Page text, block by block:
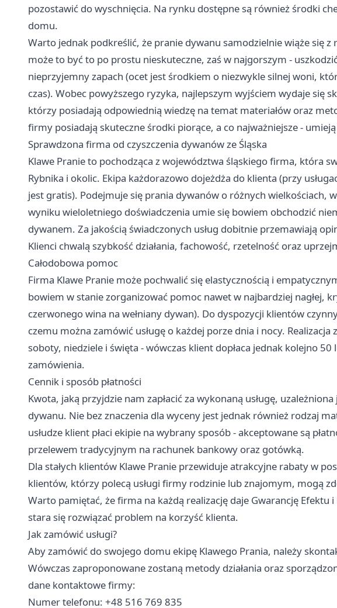
pozostawić do wyschnięcia. Na rynku dostępne są również środki
domu.
Warto jednak podkreślić, że pranie dywanu samodzielnie wiąże się
może to być to po prostu nieskuteczne, zaś w najgorszym -
nieprzyjemny zapach (ocet jest środkiem o niezwykle silnej woni,
czas). Wobec powyższego ryzyka, najlepszym wyjściem wydaje się
którzy posiadają odpowiednią wiedzę na temat materiałów oraz
firmy posiadają skuteczne środki piorące, a co najważniejsze -
Sprawdzona firma od czyszczenia dywanów ze Śląska
Klawe Pranieto pochodząca z województwa śląskiego firma, która
Rybnika i okolic. Ekipa każdorazowo dojeżdża do klienta (przy
jest gratis). Podejmuje się prania dywanów o różnych wielkościach,
wyniku wieloletniego doświadczenia umie się bowiem obchodzić
dywanem. Za jakością świadczonych usług dobitnie przemawiają
Klienci chwalą szybkość działania, fachowość, rzetelność oraz
Całodobowa pomoc
Firma Klawe Pranie może pochwalić się elastycznością i
bowiem w stanie zorganizować pomoc nawet w najbardziej nagłej,
czerwonego wina na wełniany dywan). Do dyspozycji klientów
czemu można zamówić usługę o każdej porze dnia i nocy.
soboty, niedziele i święta - wówczas klient dopłaca jednak kolejno 50
zamówienia.
Cennik i sposób płatności
Kwota, jaką przyjdzie nam zapłacić za wykonaną usługę,
dywanu. Nie bez znaczenia dla wyceny jest jednak również rodzaj
usłudze klient płaci ekipie na wybrany sposób - akceptowane są
przelewem tradycyjnym na rachunek bankowy oraz gotówką.
Dla stałych klientów Klawe Pranie przewiduje atrakcyjne rabaty w
klientów, którzy polecą usługi firmy rodzinie lub znajomym, mogą
Warto pamiętać, że firma na każdą realizację daje Gwarancję Efektu
stara się rozwiązać problem na korzyść klienta.
Jak zamówić usługi?
Aby zamówić do swojego domu ekipę Klawego Prania, należy
Wówczas zaproponowane zostaną metody działania oraz
dane kontaktowe firmy:
Numer telefonu: +48 516 769 835